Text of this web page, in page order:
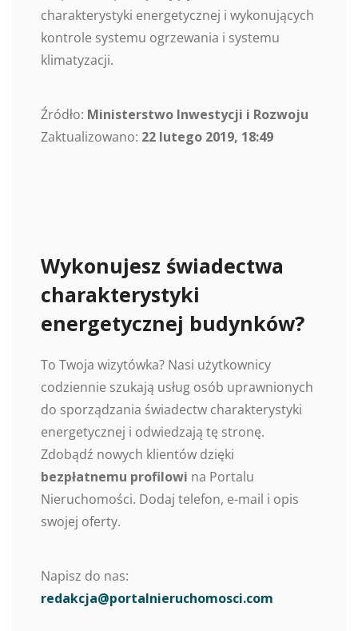
charakterystyki energetycznej i wykonujących
kontrole systemu ogrzewania i systemu
klimatyzacji.
Źródło: Ministerstwo Inwestycji i Rozwoju
Zaktualizowano: 22 lutego 2019, 18:49
Wykonujesz świadectwa
charakterystyki
energetycznej budynków?
To Twoja wizytówka? Nasi użytkownicy
codziennie szukają usług osób uprawnionych
do sporządzania świadectw charakterystyki
energetycznej i odwiedzają tę stronę.
Zdobądź nowych klientów dzięki
bezpłatnemu profilowi na Portalu
Nieruchomości. Dodaj telefon, e-mail i opis
swojej oferty.
Napisz do nas:
redakcja@portalnieruchomosci.com